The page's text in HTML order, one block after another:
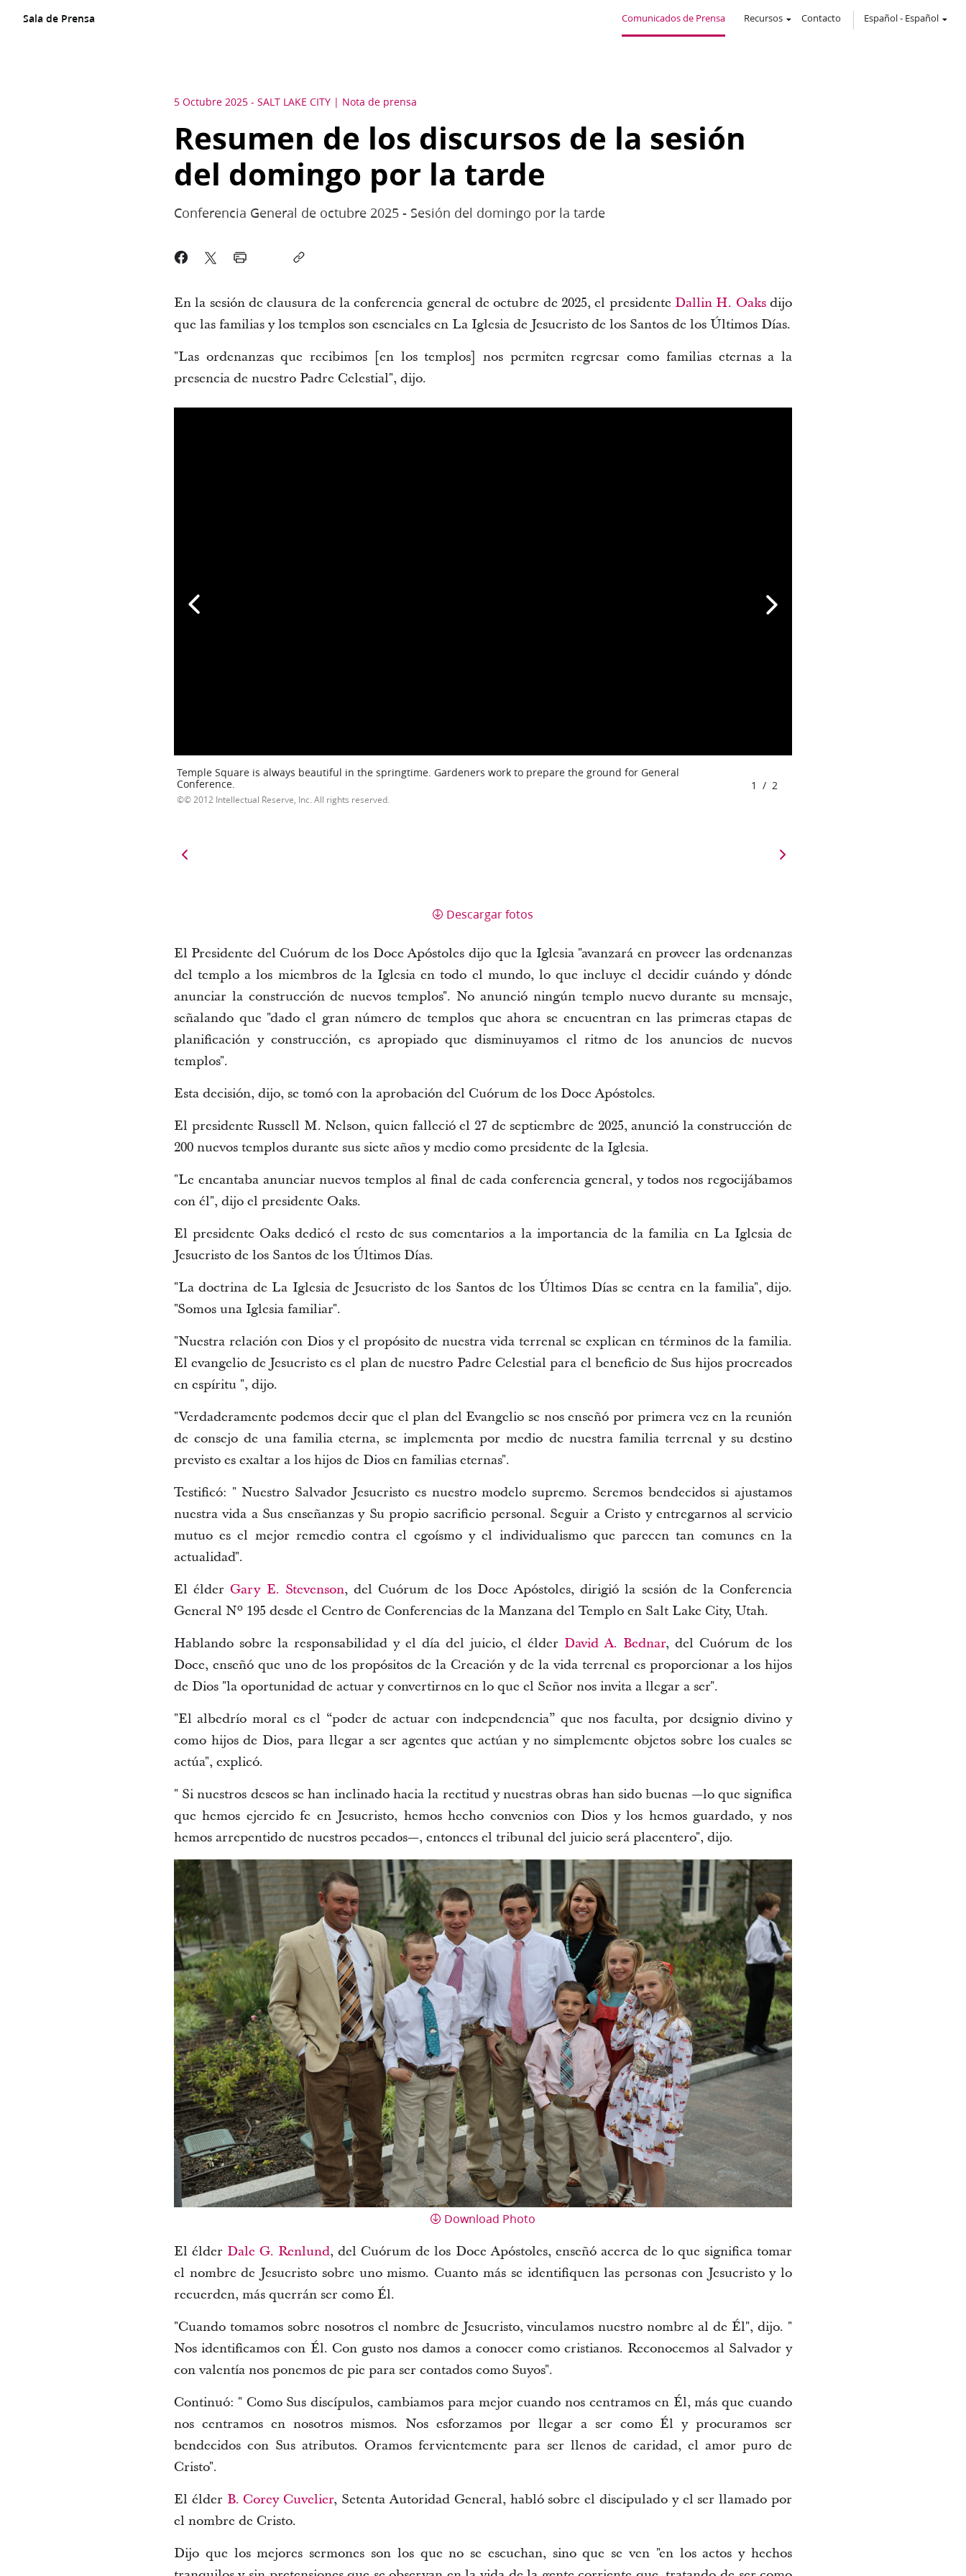
Sala de Prensa Comunicados de Prensa Recursos Contacto Español- Español
5 Octubre 2025 - SALT LAKE CITY Nota de prensa
Resumen de los discursos de la sesión
del domingo por la tarde
Conferencia General de octubre 2025 - Sesión del domingo por la tarde
En la sesión de clausura de la conferencia general de octubre de 2025, el presidente Dallin H. Oaksdijo
que las familias y los templos son esenciales en La Iglesia de Jesucristo de los Santos de los Últimos Días.
"Las ordenanzas que recibimos [en los templos] nos permiten regresar como familias eternas a la
presencia de nuestro Padre Celestial", dijo.
Temple Square is always beautiful in the springtime. Gardeners work to prepare the ground for General
Conference.
© 2012 Intellectual Reserve, Inc. All rights reserved.
1 / 2
Descargar fotos
El Presidente del Cuórum de los Doce Apóstoles dijo que la Iglesia "avanzará en proveer las ordenanzas
del templo a los miembros de la Iglesia en todo el mundo, lo que incluye el decidir cuándo y dónde
anunciar la construcción de nuevos templos". No anunció ningún templo nuevo durante su mensaje,
señalando que "dado el gran número de templos que ahora se encuentran en las primeras etapas de
planificación y construcción, es apropiado que disminuyamos el ritmo de los anuncios de nuevos
templos".
Esta decisión, dijo, se tomó con la aprobación del Cuórum de los Doce Apóstoles.
El presidente Russell M. Nelson, quien falleció el 27 de septiembre de 2025, anunció la construcción de
200 nuevos templos durante sus siete años y medio como presidente de la Iglesia.
"Le encantaba anunciar nuevos templos al final de cada conferencia general, y todos nos regocijábamos
con él", dijo el presidente Oaks.
El presidente Oaks dedicó el resto de sus comentarios a la importancia de la familia en La Iglesia de
Jesucristo de los Santos de los Últimos Días.
"La doctrina de La Iglesia de Jesucristo de los Santos de los Últimos Días se centra en la familia", dijo.
"Somos una Iglesia familiar".
"Nuestra relación con Dios y el propósito de nuestra vida terrenal se explican en términos de la familia.
El evangelio de Jesucristo es el plan de nuestro Padre Celestial para el beneficio de Sus hijos procreados
en espíritu ", dijo.
"Verdaderamente podemos decir que el plan del Evangelio se nos enseñó por primera vez en la reunión
de consejo de una familia eterna, se implementa por medio de nuestra familia terrenal y su destino
previsto es exaltar a los hijos de Dios en familias eternas".
Testificó: " Nuestro Salvador Jesucristo es nuestro modelo supremo. Seremos bendecidos si ajustamos
nuestra vida a Sus enseñanzas y Su propio sacrificio personal. Seguir a Cristo y entregarnos al servicio
mutuo es el mejor remedio contra el egoísmo y el individualismo que parecen tan comunes en la
actualidad".
El élderGary E. Stevenson, del Cuórum de los Doce Apóstoles, dirigió la sesión de la Conferencia
General Nº 195 desde el Centro de Conferencias de la Manzana del Templo en Salt Lake City, Utah.
Hablando sobre la responsabilidad y el día del juicio, el élder David A. Bednar, del Cuórum de los
Doce, enseñó que uno de los propósitos de la Creación y de la vida terrenal es proporcionar a los hijos
de Dios "la oportunidad de actuar y convertirnos en lo que el Señor nos invita a llegar a ser".
"El albedrío moral es el “poder de actuar con independencia” que nos faculta, por designio divino y
como hijos de Dios, para llegar a ser agentes que actúan y no simplemente objetos sobre los cuales se
actúa", explicó.
" Si nuestros deseos se han inclinado hacia la rectitud y nuestras obras han sido buenas —lo que significa
que hemos ejercido fe en Jesucristo, hemos hecho convenios con Dios y los hemos guardado, y nos
hemos arrepentido de nuestros pecados—, entonces el tribunal del juicio será placentero", dijo.
Download Photo
El élder Dale G. Renlund, del Cuórum de los Doce Apóstoles, enseñó acerca de lo que significa tomar
el nombre de Jesucristo sobre uno mismo. Cuanto más se identifiquen las personas con Jesucristo y lo
recuerden, más querrán ser como Él.
"Cuando tomamos sobre nosotros el nombre de Jesucristo, vinculamos nuestro nombre al de Él", dijo. "
Nos identificamos con Él. Con gusto nos damos a conocer como cristianos. Reconocemos al Salvador y
con valentía nos ponemos de pie para ser contados como Suyos".
Continuó: " Como Sus discípulos, cambiamos para mejor cuando nos centramos en Él, más que cuando
nos centramos en nosotros mismos. Nos esforzamos por llegar a ser como Él y procuramos ser
bendecidos con Sus atributos. Oramos fervientemente para ser llenos de caridad, el amor puro de
Cristo".
El élder B. Corey Cuvelier, Setenta Autoridad General, habló sobre el discipulado y el ser llamado por
el nombre de Cristo.
Dijo que los mejores sermones son los que no se escuchan, sino que se ven "en los actos y hechos